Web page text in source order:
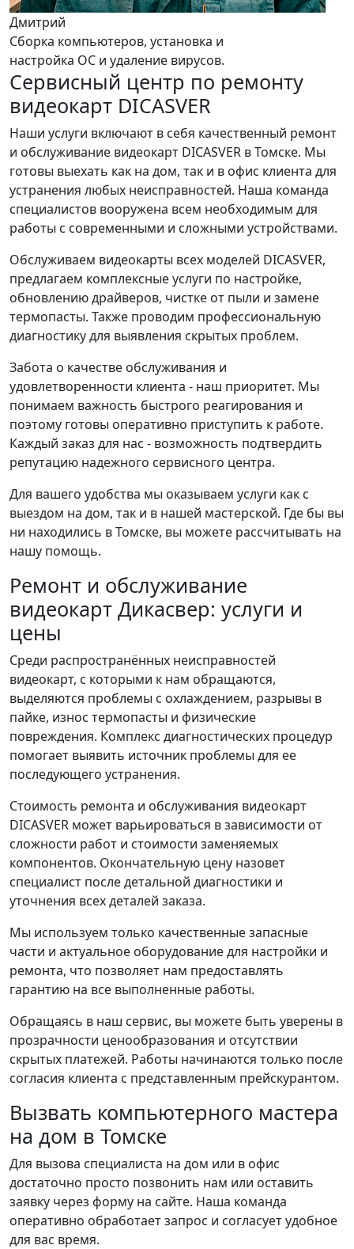
Дмитрий
Сборка компьютеров, установка и
настройка ОС и удаление вирусов.
Сервисный центр по ремонту
видеокарт DICASVER
Наши услуги включают в себя качественный ремонт
и обслуживание видеокарт DICASVER в Томске. Мы
готовы выехать как на дом, так и в офис клиента для
устранения любых неисправностей. Наша команда
специалистов вооружена всем необходимым для
работы с современными и сложными устройствами.
Обслуживаем видеокарты всех моделей DICASVER,
предлагаем комплексные услуги по настройке,
обновлению драйверов, чистке от пыли и замене
термопасты. Также проводим профессиональную
диагностику для выявления скрытых проблем.
Забота о качестве обслуживания и
удовлетворенности клиента - наш приоритет. Мы
понимаем важность быстрого реагирования и
поэтому готовы оперативно приступить к работе.
Каждый заказ для нас - возможность подтвердить
репутацию надежного сервисного центра.
Для вашего удобства мы оказываем услуги как с
выездом на дом, так и в нашей мастерской. Где бы вы
ни находились в Томске, вы можете рассчитывать на
нашу помощь.
Ремонт и обслуживание
видеокарт Дикасвер: услуги и
цены
Среди распространённых неисправностей
видеокарт, с которыми к нам обращаются,
выделяются проблемы с охлаждением, разрывы в
пайке, износ термопасты и физические
повреждения. Комплекс диагностических процедур
помогает выявить источник проблемы для ее
последующего устранения.
Стоимость ремонта и обслуживания видеокарт
DICASVER может варьироваться в зависимости от
сложности работ и стоимости заменяемых
компонентов. Окончательную цену назовет
специалист после детальной диагностики и
уточнения всех деталей заказа.
Мы используем только качественные запасные
части и актуальное оборудование для настройки и
ремонта, что позволяет нам предоставлять
гарантию на все выполненные работы.
Обращаясь в наш сервис, вы можете быть уверены в
прозрачности ценообразования и отсутствии
скрытых платежей. Работы начинаются только после
согласия клиента с представленным прейскурантом.
Вызвать компьютерного мастера
на дом в Томске
Для вызова специалиста на дом или в офис
достаточно просто позвонить нам или оставить
заявку через форму на сайте. Наша команда
оперативно обработает запрос и согласует удобное
для вас время.